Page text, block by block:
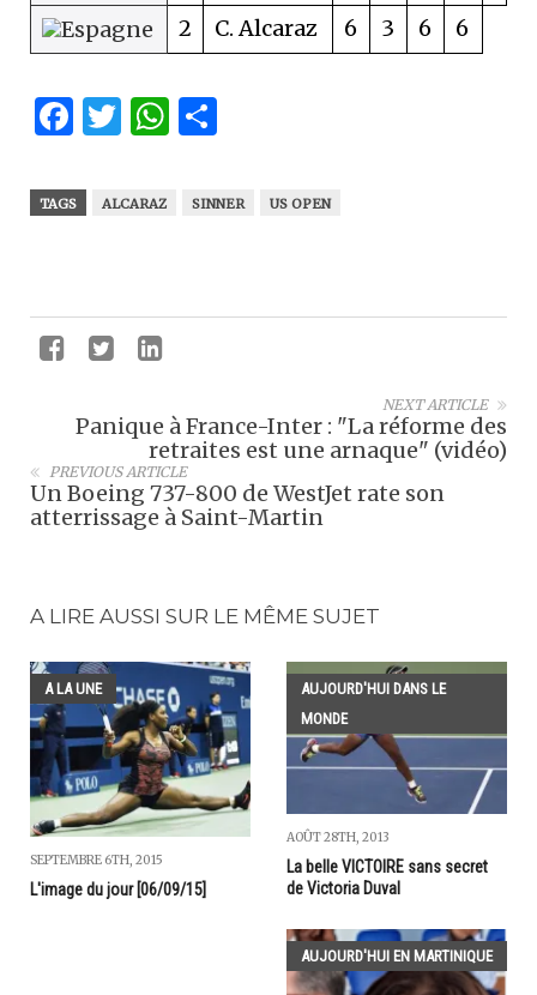
2
C. Alcaraz 6 3 6 6
Facebook
Twitter
WhatsApp
TAGS ALCARAZ SINNER US OPEN
NEXT ARTICLE
Panique à France-Inter : "La réforme des
retraites est une arnaque" (vidéo)
PREVIOUS ARTICLE
Un Boeing 737-800 de WestJet rate son
atterrissage à Saint-Martin
A LIRE AUSSI SUR LE MÊME SUJET
A LA UNE
SEPTEMBRE 6TH, 2015
L'image du jour [06/09/15]
AUJOURD'HUI DANS LE
MONDE
AOÛT 28TH, 2013
La belle VICTOIRE sans secret
de Victoria Duval
AUJOURD'HUI EN MARTINIQUE